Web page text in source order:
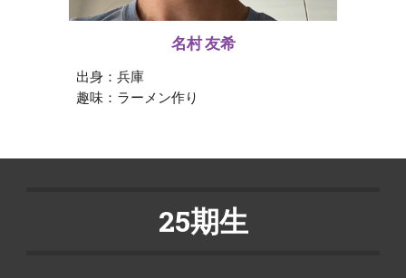
名村 友希
出身：兵庫
趣味： ラーメン作り
25期生